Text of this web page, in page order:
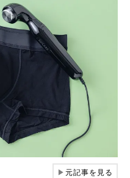
▶元記事を見る